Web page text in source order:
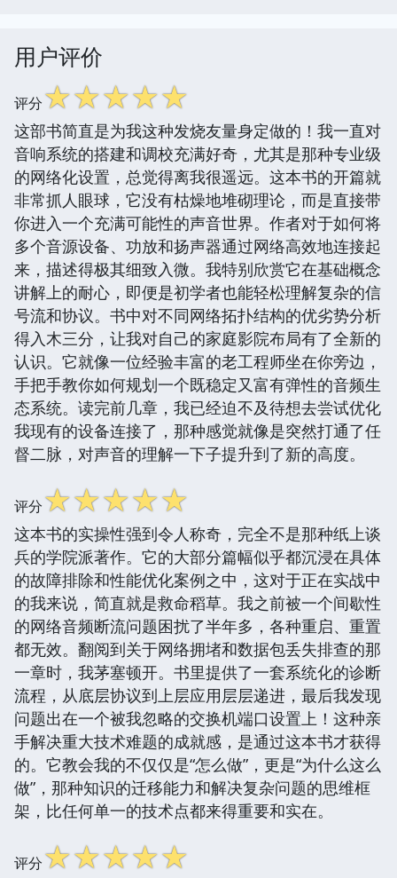
用户评价
评分☆☆☆☆☆
这部书简直是为我这种发烧友量身定做的！我一直对
音响系统的搭建和调校充满好奇，尤其是那种专业级
的网络化设置，总觉得离我很遥远。这本书的开篇就
非常抓人眼球，它没有枯燥地堆砌理论，而是直接带
你进入一个充满可能性的声音世界。作者对于如何将
多个音源设备、功放和扬声器通过网络高效地连接起
来，描述得极其细致入微。我特别欣赏它在基础概念
讲解上的耐心，即便是初学者也能轻松理解复杂的信
号流和协议。书中对不同网络拓扑结构的优劣势分析
得入木三分，让我对自己的家庭影院布局有了全新的
认识。它就像一位经验丰富的老工程师坐在你旁边，
手把手教你如何规划一个既稳定又富有弹性的音频生
态系统。读完前几章，我已经迫不及待想去尝试优化
我现有的设备连接了，那种感觉就像是突然打通了任
督二脉，对声音的理解一下子提升到了新的高度。
评分☆☆☆☆☆
这本书的实操性强到令人称奇，完全不是那种纸上谈
兵的学院派著作。它的大部分篇幅似乎都沉浸在具体
的故障排除和性能优化案例之中，这对于正在实战中
的我来说，简直就是救命稻草。我之前被一个间歇性
的网络音频断流问题困扰了半年多，各种重启、重置
都无效。翻阅到关于网络拥堵和数据包丢失排查的那
一章时，我茅塞顿开。书里提供了一套系统化的诊断
流程，从底层协议到上层应用层层递进，最后我发现
问题出在一个被我忽略的交换机端口设置上！这种亲
手解决重大技术难题的成就感，是通过这本书才获得
的。它教会我的不仅仅是“怎么做”，更是“为什么这么
做”，那种知识的迁移能力和解决复杂问题的思维框
架，比任何单一的技术点都来得重要和实在。
评分☆☆☆☆☆